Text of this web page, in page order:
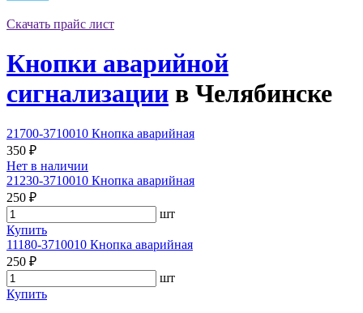
Скачать прайс лист
Кнопки аварийной
сигнализации в Челябинске
21700-3710010 Кнопка аварийная
350 ₽
Нет в наличии
21230-3710010 Кнопка аварийная
250 ₽
шт
Купить
11180-3710010 Кнопка аварийная
250 ₽
шт
Купить